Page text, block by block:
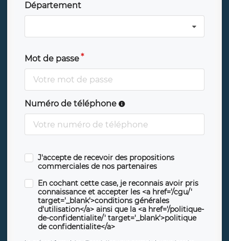
Département
Mot de passe
Numéro de téléphone
J'accepte de recevoir des propositions
commerciales de nos partenaires
En cochant cette case, je reconnais avoir pris
connaissance et accepter les <a href='/cgu/'
target='_blank'>conditions générales
d'utilisation</a> ainsi que la <a href='/politique-
de-confidentialite/' target='_blank'>politique
de confidentialite</a>